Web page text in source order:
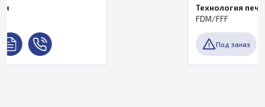
Технология печати